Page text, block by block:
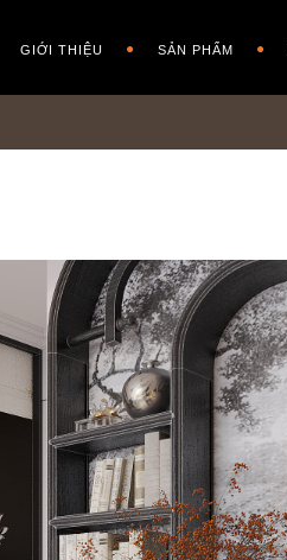
GIỚI THIỆU SẢN PHẨM